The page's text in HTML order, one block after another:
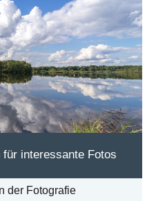
für interessante Fotos
der Fotografie